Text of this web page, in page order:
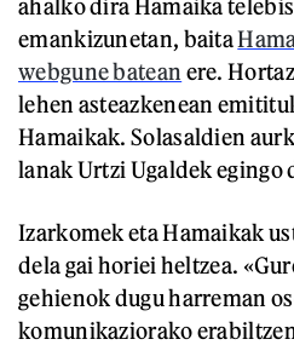
ahalko dira Hamaika
emankizunetan, baita
webgune batean ere.
lehen asteazkenean
Hamaikak. Solasaldien
lanak Urtzi Ugaldek egingo
Izarkomek eta Hamaikak
dela gai horiei heltzea.
gehienok dugu harreman
komunikaziorako